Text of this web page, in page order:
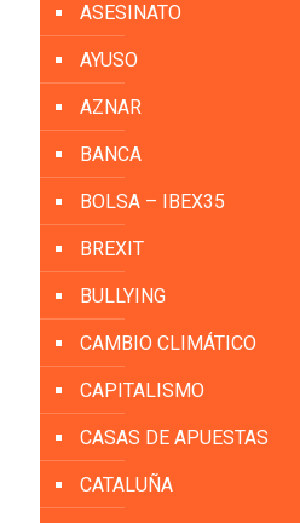
ASESINATO
AYUSO
AZNAR
BANCA
BOLSA – IBEX35
BREXIT
BULLYING
CAMBIO CLIMÁTICO
CAPITALISMO
CASAS DE APUESTAS
CATALUÑA